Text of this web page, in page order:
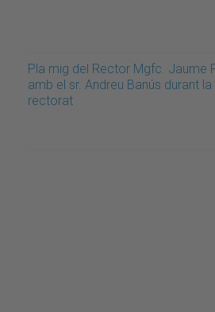
Pla mig del Rector Mgfc. Jaume
amb el sr. Andreu Banús durant
rectorat